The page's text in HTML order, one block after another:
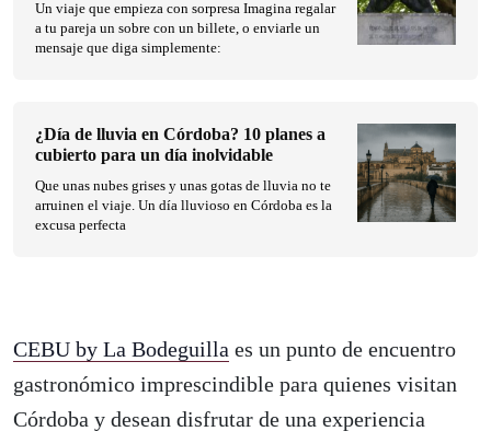
CEBU by La Bodeguilla es un punto de encuentro
gastronómico imprescindible para quienes visitan
Córdoba y desean disfrutar de una experiencia
Un viaje que empieza con sorpresa Imagina regalar
a tu pareja un sobre con un billete, o enviarle un
mensaje que diga simplemente:
¿Día de lluvia en Córdoba? 10 planes a
cubierto para un día inolvidable
Que unas nubes grises y unas gotas de lluvia no te
arruinen el viaje. Un día lluvioso en Córdoba es la
excusa perfecta